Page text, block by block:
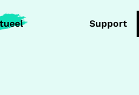
Support